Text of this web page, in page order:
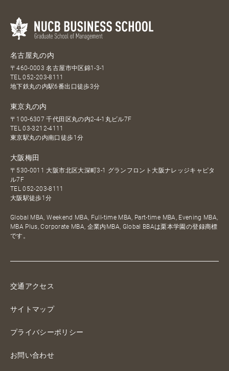
名古屋丸の内
〒460-0003 名古屋市中区錦1-3-1
TEL052-203-8111
地下鉄丸の内駅6番出口徒歩3分
東京丸の内
〒100-6307 千代田区丸の内2-4-1丸ビル7F
TEL03-3212-4111
東京駅丸の内南口徒歩1分
大阪梅田
〒530-0011 大阪市北区大深町3-1 グランフロント大阪ナレッジキャピタ
ル7F
TEL052-203-8111
大阪駅徒歩1分
Global MBA, Weekend MBA, Full-time MBA, Part-time MBA, Evening MBA,
MBA Plus, Corporate MBA, 企業内MBA, Global BBAは栗本学園の登録商標
です。
交通アクセス
サイトマップ
プライバシーポリシー
お問い合わせ